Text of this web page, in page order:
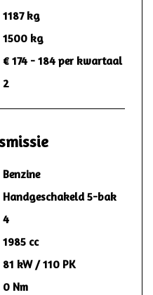
1187 kg
1500 kg
€ 174 - 184 per kwartaal
2
Benzine
Handgeschakeld 5-bak
4
1985 cc
81 kW / 110 PK
0 Nm